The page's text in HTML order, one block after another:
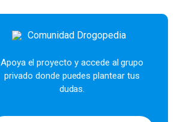
Apoya el proyecto y accede al grupo
privado donde puedes plantear tus
dudas.